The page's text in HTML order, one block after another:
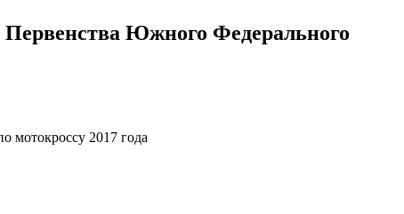
Первенства Южного Федерального